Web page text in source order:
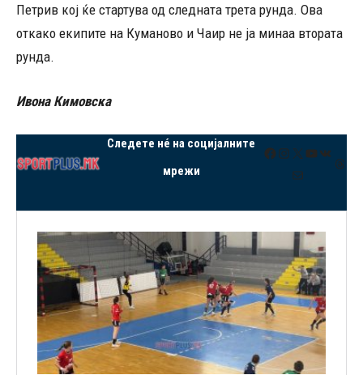
Петрив кој ќе стартува од следната трета рунда. Ова
откако екипите на Куманово и Чаир не ја минаа втората
рунда.
Ивона Кимовска
Следете нé на социјалните
мрежи
Facebook
Instagram
X YouTube
VK
Mail